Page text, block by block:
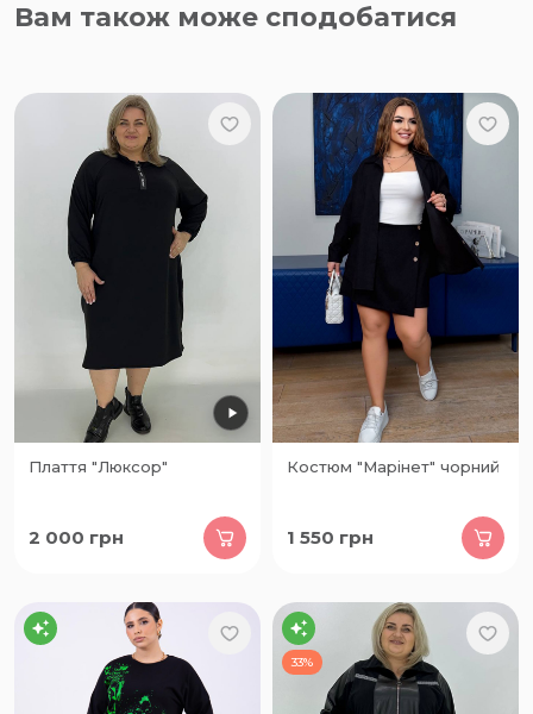
Вам також може сподобатися
Плаття "Люксор"
2 000 грн
Костюм "Марінет" чорний
1 550 грн
33%